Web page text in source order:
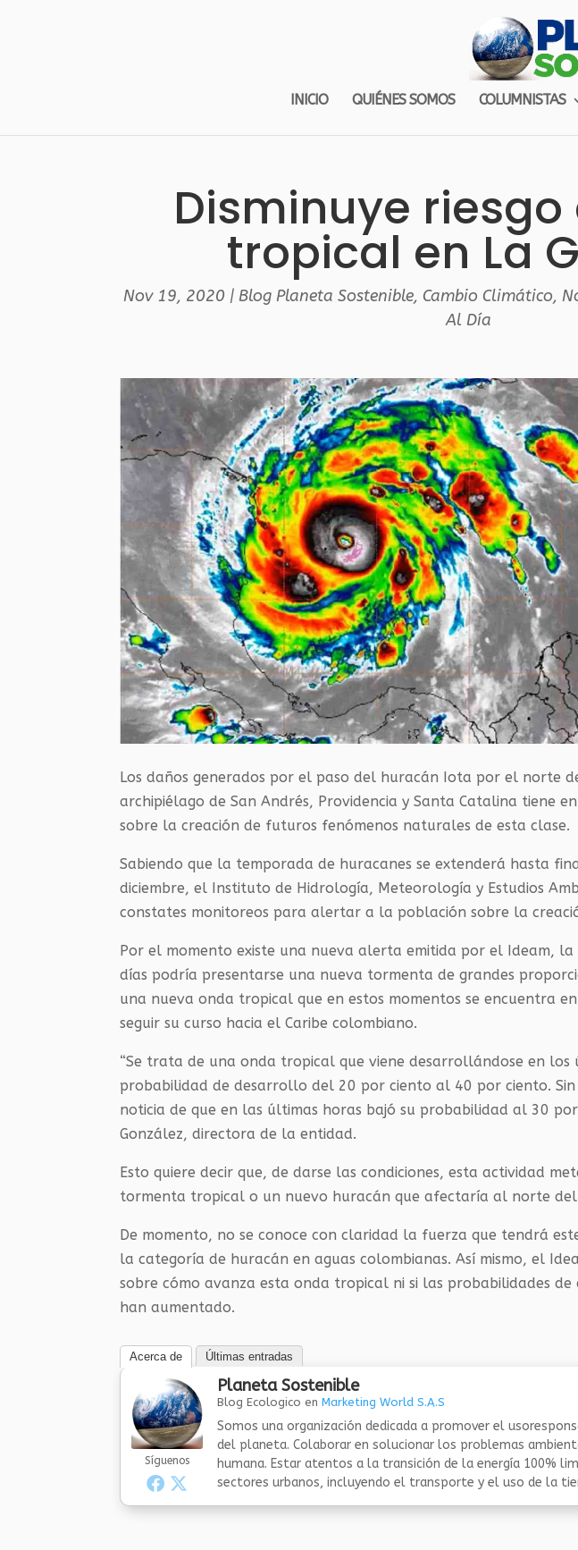
INICIO QUIÉNES SOMOS COLUMNISTAS
Disminuye
tropical en La
Nov 19, 2020 | Blog Planeta Sostenible, Cambio Climático,
Al Día
Los daños generados por el paso del huracán Iota por el norte
archipiélago de San Andrés, Providencia y Santa Catalina tiene
sobre la creación de futuros fenómenos naturales de esta clase.
Sabiendo que la temporada de huracanes se extenderá hasta
diciembre, el Instituto de Hidrología, Meteorología y Estudios
constates monitoreos para alertar a la población sobre la
Por el momento existe una nueva alerta emitida por el Ideam, la
días podría presentarse una nueva tormenta de grandes
una nueva onda tropical que en estos momentos se encuentra
seguir su curso hacia el Caribe colombiano.
“Se trata de una onda tropical que viene desarrollándose en los
probabilidad de desarrollo del 20 por ciento al 40 por ciento.
noticia de que en las últimas horas bajó su probabilidad al 30
González, directora de la entidad.
Esto quiere decir que, de darse las condiciones, esta actividad
tormenta tropical o un nuevo huracán que afectaría al norte del
De momento, no se conoce con claridad la fuerza que tendrá
la categoría de huracán en aguas colombianas. Así mismo, el
sobre cómo avanza esta onda tropical ni si las probabilidades
han aumentado.
Acerca de Últimas entradas
Síguenos
Planeta Sostenible
Blog Ecologico enMarketing World S.A.S
Somos una organización dedicada a promover el
del planeta. Colaborar en solucionar los problemas
humana. Estar atentos a la transición de la energía 100%
sectores urbanos, incluyendo el transporte y el uso de la